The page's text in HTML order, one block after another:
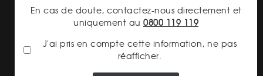
LIVRAISON ASSURÉE
En cas de doute, contactez-nous directement et
uniquement au 0800 119 119
J'ai pris en compte cette information, ne pas
réafficher.